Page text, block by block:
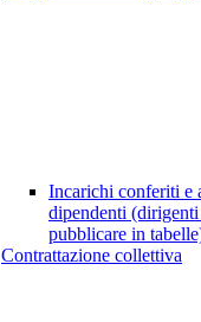
Incarichi conferiti e
dipendenti
pubblicare in
Contrattazione collettiva